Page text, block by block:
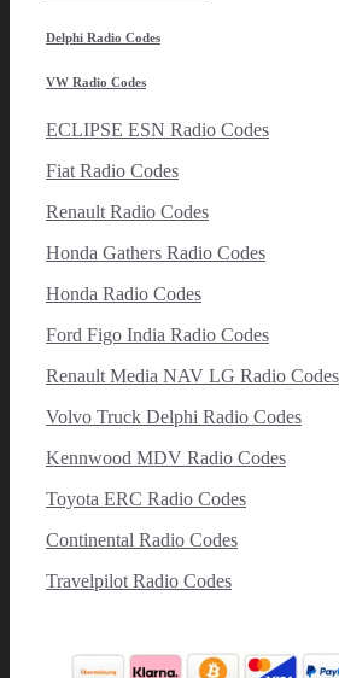
Delphi Radio Codes
VW Radio Codes
ECLIPSE ESN Radio Codes
Fiat Radio Codes
Renault Radio Codes
Honda Gathers Radio Codes
Honda Radio Codes
Ford Figo India Radio Codes
Renault Media NAV LG Radio Codes
Volvo Truck Delphi Radio Codes
Kennwood MDV Radio Codes
Toyota ERC Radio Codes
Continental Radio Codes
Travelpilot Radio Codes